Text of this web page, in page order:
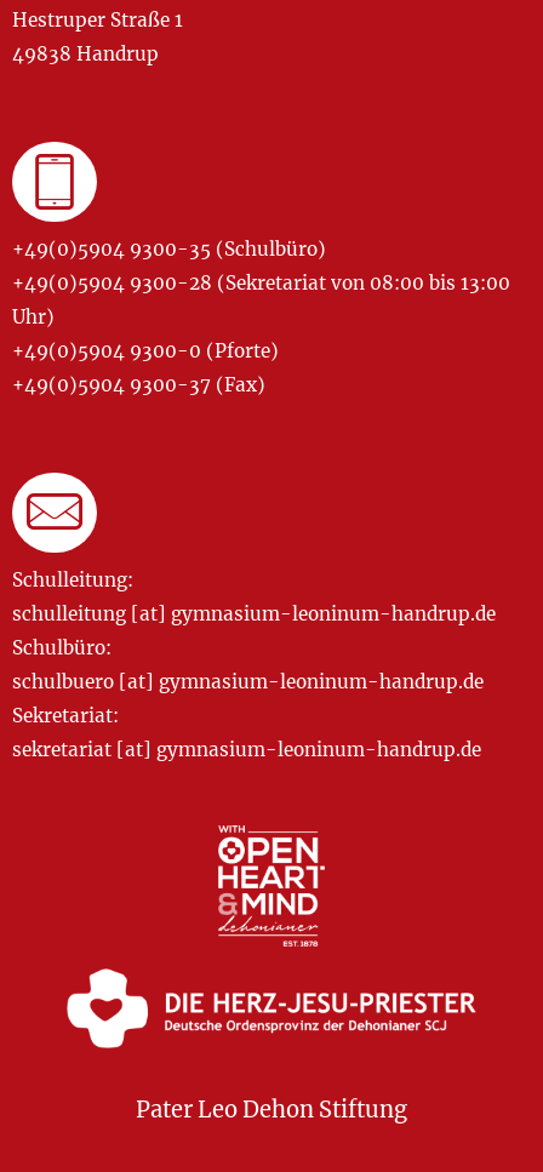
Hestruper Straße 1
49838 Handrup
+49(0)5904 9300-35 (Schulbüro)
+49(0)5904 9300-28 (Sekretariat von 08:00 bis 13:00
Uhr)
+49(0)5904 9300-0 (Pforte)
+49(0)5904 9300-37 (Fax)
Schulleitung:
schulleitung [at] gymnasium-leoninum-handrup.de
Schulbüro:
schulbuero [at] gymnasium-leoninum-handrup.de
Sekretariat:
sekretariat [at] gymnasium-leoninum-handrup.de
Pater Leo Dehon Stiftung